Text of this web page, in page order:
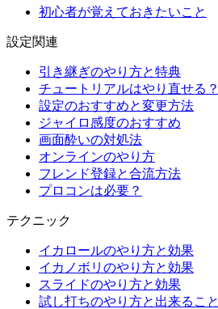
初心者が覚えておきたいこと
設定関連
引き継ぎのやり方と特典
チュートリアルはやり直せる？
設定のおすすめと変更方法
ジャイロ感度のおすすめ
画面酔いの対処法
オンラインのやり方
フレンド登録と合流方法
プロコンは必要？
テクニック
イカロールのやり方と効果
イカノボリのやり方と効果
スライドのやり方と効果
試し打ちのやり方と出来ること